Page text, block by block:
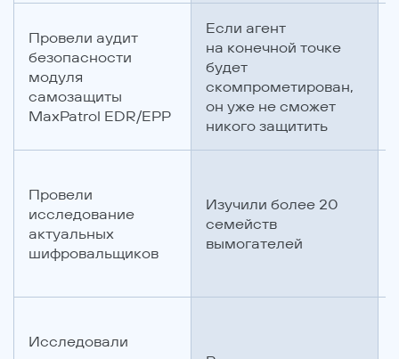
Провели аудит
безопасности
модуля
самозащиты
MaxPatrol EDR/EPP
Если агент
на конечной точке
будет
скомпрометирован,
он уже не сможет
никого защитить
Провели
исследование
актуальных
шифровальщиков
Изучили более 20
семейств
вымогателей
Исследовали